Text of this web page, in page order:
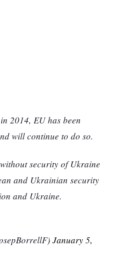
2014, EU has been
will continue to do so.
security of Ukraine
and Ukrainian security
and Ukraine.
January 5,